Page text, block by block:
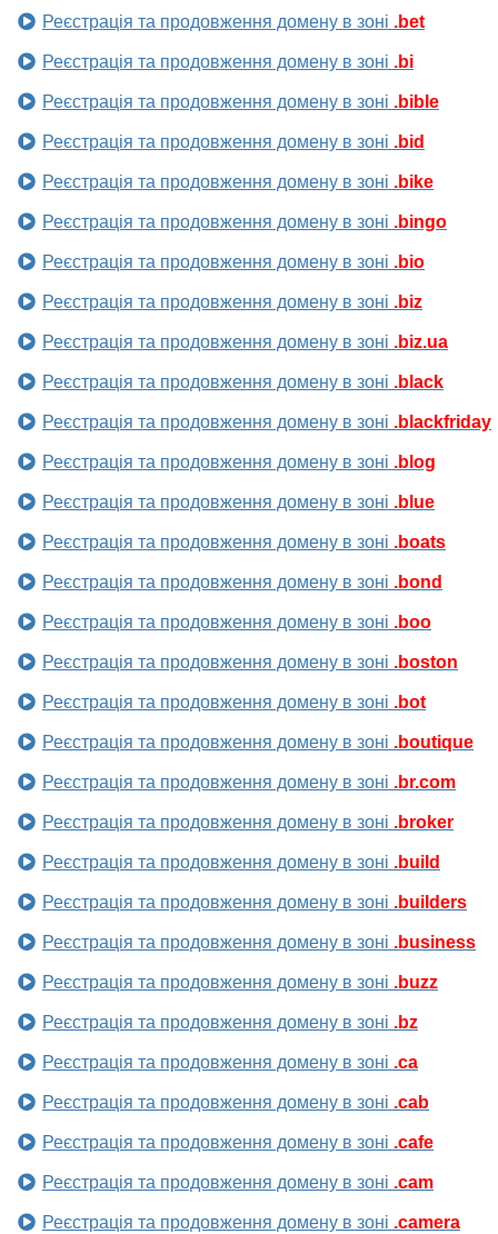
Реєстрація та продовження домену в зоні .bet
Реєстрація та продовження домену в зоні .bi
Реєстрація та продовження домену в зоні .bible
Реєстрація та продовження домену в зоні .bid
Реєстрація та продовження домену в зоні .bike
Реєстрація та продовження домену в зоні .bingo
Реєстрація та продовження домену в зоні .bio
Реєстрація та продовження домену в зоні .biz
Реєстрація та продовження домену в зоні .biz.ua
Реєстрація та продовження домену в зоні .black
Реєстрація та продовження домену в зоні .blackfriday
Реєстрація та продовження домену в зоні .blog
Реєстрація та продовження домену в зоні .blue
Реєстрація та продовження домену в зоні .boats
Реєстрація та продовження домену в зоні .bond
Реєстрація та продовження домену в зоні .boo
Реєстрація та продовження домену в зоні .boston
Реєстрація та продовження домену в зоні .bot
Реєстрація та продовження домену в зоні .boutique
Реєстрація та продовження домену в зоні .br.com
Реєстрація та продовження домену в зоні .broker
Реєстрація та продовження домену в зоні .build
Реєстрація та продовження домену в зоні .builders
Реєстрація та продовження домену в зоні .business
Реєстрація та продовження домену в зоні .buzz
Реєстрація та продовження домену в зоні .bz
Реєстрація та продовження домену в зоні .ca
Реєстрація та продовження домену в зоні .cab
Реєстрація та продовження домену в зоні .cafe
Реєстрація та продовження домену в зоні .cam
Реєстрація та продовження домену в зоні .camera